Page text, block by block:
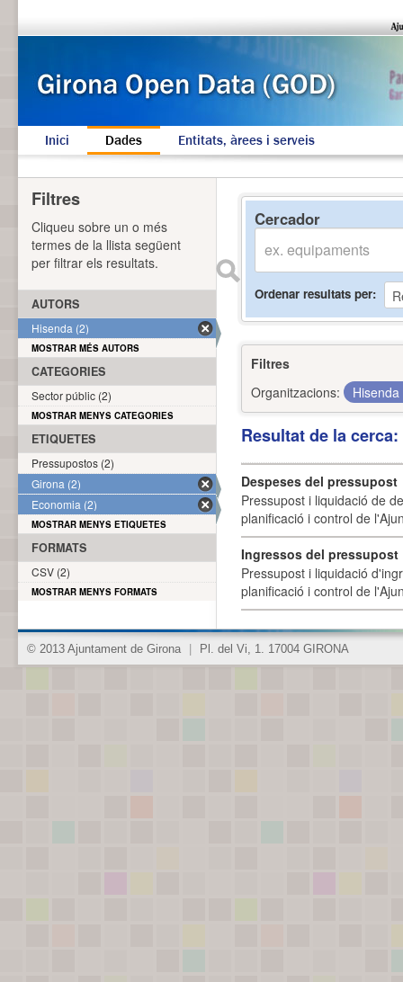
Inici Dades Entitats, àrees i serveis
Cercador
Ordenar resultats per
Filtres
Organitzacions:
Hisenda
Resultat de la
Despeses del pressupost
Pressupost i liquidació de
planificació i control de
Ingressos del pressupost
Pressupost i liquidació
planificació i control de
Filtres
Cliqueu sobre un o més
termes de la llista següent
per filtrar els resultats.
AUTORS
Hisenda (2)
MOSTRAR MÉS AUTORS
CATEGORIES
Sector públic (2)
MOSTRAR MENYS CATEGORIES
ETIQUETES
Pressupostos (2)
Girona (2)
Economia (2)
MOSTRAR MENYS ETIQUETES
FORMATS
CSV (2)
MOSTRAR MENYS FORMATS
© 2013 Ajuntament de Girona Pl. del Vi, 1. 17004 GIRONA